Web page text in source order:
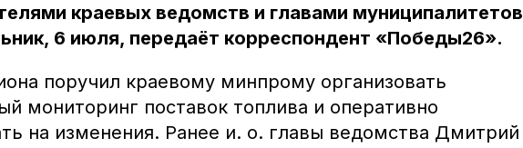
краевых ведомств и главами муниципалитетов
6 июля, передаёт корреспондент «Победы26».
поручил краевому минпрому организовать
мониторинг поставок топлива и оперативно
на изменения. Ранее и. о. главы ведомства Дмитрий